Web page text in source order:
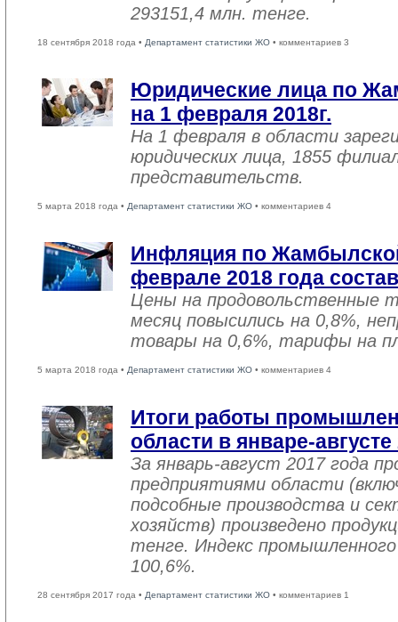
293151,4 млн. тенге.
18 сентября 2018 года • Департамент статистики ЖО • комментариев 3
Юридические лица по
на 1 февраля 2018г.
На 1 февраля в области
юридических лица, 1855
представительств.
5 марта 2018 года • Департамент статистики ЖО • комментариев 4
Инфляция по
феврале 2018 года
Цены на продовольственные
месяц повысились на 0,8%,
товары на 0,6%, тарифы на
5 марта 2018 года • Департамент статистики ЖО • комментариев 4
Итоги работы
области в январе-августе
За январь-август 2017 года
предприятиями области
подсобные производства и
хозяйств) произведено
тенге. Индекс
100,6%.
28 сентября 2017 года • Департамент статистики ЖО • комментариев 1